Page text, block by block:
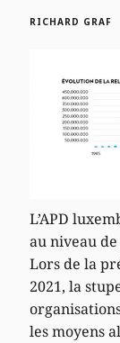
RICHARD GRAF
L’APD
au niveau
Lors de la
2021, la
les moyens